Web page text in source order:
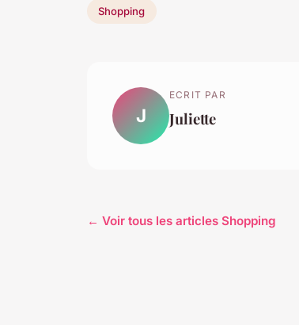
Shopping
J
ECRIT PAR
Juliette
← Voir tous les articles Shopping